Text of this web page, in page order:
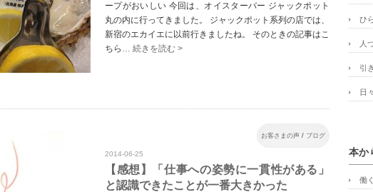
ープがおいしい 今回は、オイスターバー ジャックポット
丸の内に行ってきました。 ジャックポット系列の店では、
新宿のエカイエに以前行きましたね。 そのときの記事はこ
ちら … 続きを読む >
お客さまの声 / ブログ
2014-06-25
【感想】「仕事への姿勢に一貫性がある」
と認識できたことが一番大きかった
ひ
人
引
日
本か
働